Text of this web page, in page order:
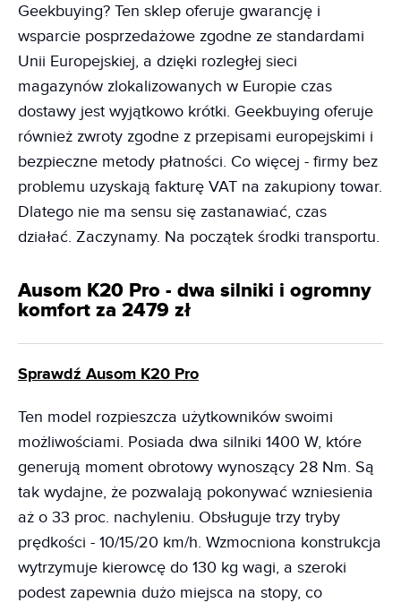
Geekbuying? Ten sklep oferuje gwarancję i
wsparcie posprzedażowe zgodne ze standardami
Unii Europejskiej, a dzięki rozległej sieci
magazynów zlokalizowanych w Europie czas
dostawy jest wyjątkowo krótki. Geekbuying oferuje
również zwroty zgodne z przepisami europejskimi i
bezpieczne metody płatności. Co więcej - firmy bez
problemu uzyskają fakturę VAT na zakupiony towar.
Dlatego nie ma sensu się zastanawiać, czas
działać. Zaczynamy. Na początek środki transportu.
Ausom K20 Pro - dwa silniki i ogromny
komfort za 2479 zł
Sprawdź Ausom K20 Pro
Ten model rozpieszcza użytkowników swoimi
możliwościami. Posiada dwa silniki 1400 W, które
generują moment obrotowy wynoszący 28 Nm. Są
tak wydajne, że pozwalają pokonywać wzniesienia
aż o 33 proc. nachyleniu. Obsługuje trzy tryby
prędkości - 10/15/20 km/h. Wzmocniona konstrukcja
wytrzymuje kierowcę do 130 kg wagi, a szeroki
podest zapewnia dużo miejsca na stopy, co